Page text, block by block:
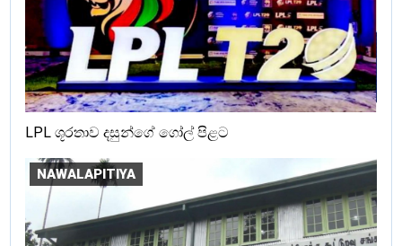
LPL ශූරතාව දසුන්ගේ ගෝල් පිළට
NAWALAPITIYA